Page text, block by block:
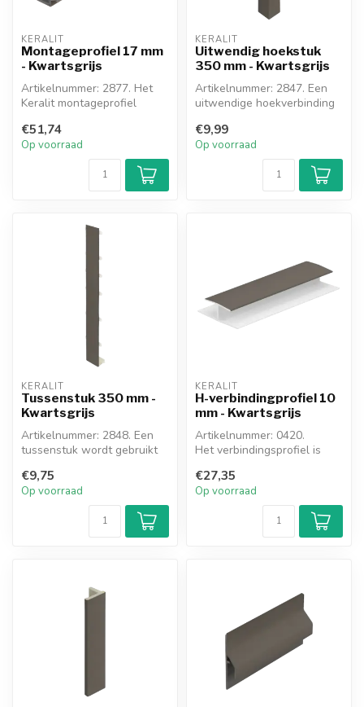
KERALIT
Montageprofiel 17 mm
- Kwartsgrijs
Artikelnummer: 2877. Het
Keralit montageprofiel
het Kera...
€51,74
Op voorraad
KERALIT
Uitwendig hoekstuk
350 mm - Kwartsgrijs
Artikelnummer: 2847. Een
uitwendige hoekverbinding
dakrandpane...
€9,99
Op voorraad
KERALIT
Tussenstuk 350 mm -
Kwartsgrijs
Artikelnummer: 2848. Een
tussenstuk wordt gebruikt
verle...
€9,75
Op voorraad
KERALIT
H-verbindingprofiel 10
mm - Kwartsgrijs
Artikelnummer: 0420.
Het verbindingsprofiel is
Het wor...
€27,35
Op voorraad